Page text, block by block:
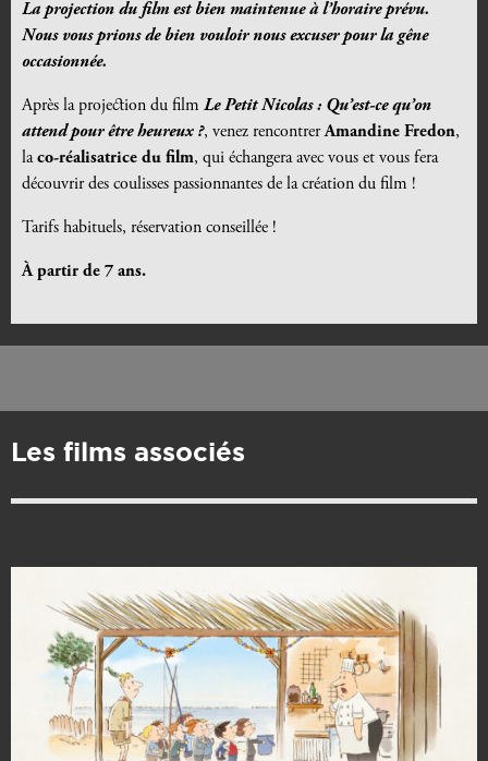
La projection du film est bien maintenue à l’horaire prévu.
Nous vous prions de bien vouloir nous excuser pour la gêne
occasionnée.
Après la projection du film Le Petit Nicolas : Qu’est-ce qu’on
attend pour être heureux ?, venez rencontrerAmandine Fredon,
laco-réalisatrice du film, qui échangera avec vous et vous fera
découvrir des coulisses passionnantes de la création du film !
Tarifs habituels, réservation conseillée !
À partir de 7 ans.
Les films associés